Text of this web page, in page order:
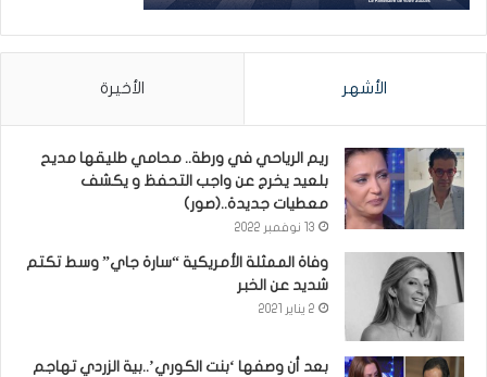
الأشهر الأخيرة
ريم الرياحي في ورطة.. محامي طليقها مديح
بلعيد يخرج عن واجب التحفظ و يكشف
معطيات جديدة..(صور)
13 نوفمبر 2022
وفاة الممثلة الأمريكية “سارة جاي” وسط تكتم
شديد عن الخبر
2 يناير 2021
بعد أن وصفها ‘بنت الكوري’..بية الزردي تهاجم